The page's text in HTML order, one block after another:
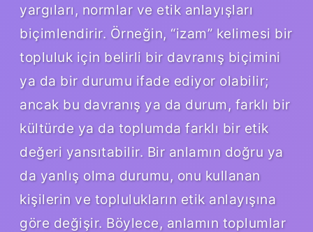
yargıları, normlar ve etik anlayışları
biçimlendirir. Örneğin, “izam” kelimesi bir
topluluk için belirli bir davranış biçimini
ya da bir durumu ifade ediyor olabilir;
ancak bu davranış ya da durum, farklı bir
kültürde ya da toplumda farklı bir etik
değeri yansıtabilir. Bir anlamın doğru ya
da yanlış olma durumu, onu kullanan
kişilerin ve toplulukların etik anlayışına
göre değişir. Böylece, anlamın toplumlar